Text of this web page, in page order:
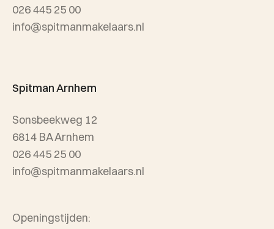
026 445 25 00
info@spitmanmakelaars.nl
Spitman Arnhem
Sonsbeekweg 12
6814 BA Arnhem
026 445 25 00
info@spitmanmakelaars.nl
Openingstijden: